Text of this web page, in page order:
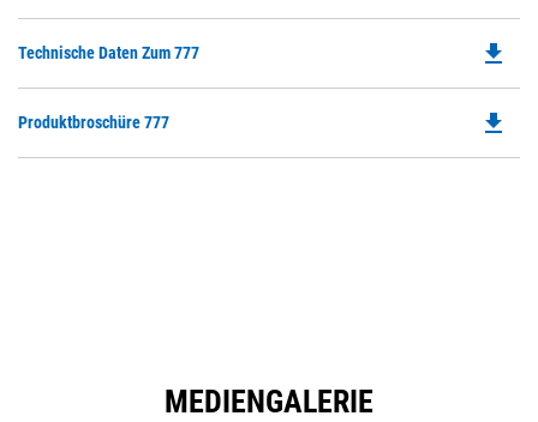
a
Technische Daten Zum 777
a
file_download
Produktbroschüre 777 file_download
MEDIENGALERIE